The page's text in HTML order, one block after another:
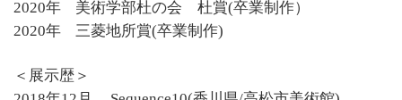
2020年 美術学部杜の会 杜賞(卒業制作）
2020年 三菱地所賞(卒業制作)
＜展示歴＞